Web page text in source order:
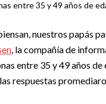
entre 35 y 49 años de
nuestros papás
, la compañía de
entre 35 y 49 años
respuestas